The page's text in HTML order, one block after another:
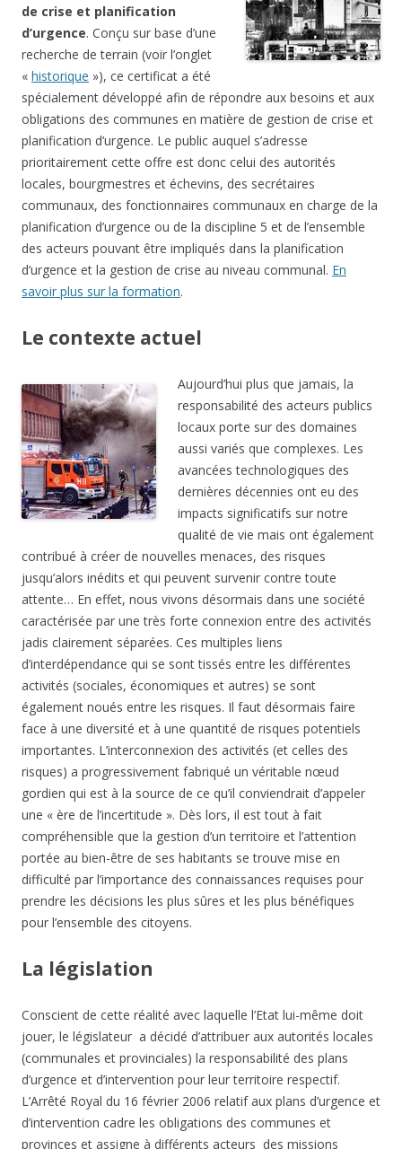
de crise et planification
d’urgence. Conçu sur base d’une
recherche de terrain (voir l’onglet
« historique »), ce certificat a été
spécialement développé afin de répondre aux besoins et aux
obligations des communes en matière de gestion de crise et
planification d’urgence. Le public auquel s’adresse
prioritairement cette offre est donc celui des autorités
locales, bourgmestres et échevins, des secrétaires
communaux, des fonctionnaires communaux en charge de la
planification d’urgence ou de la discipline 5 et de l’ensemble
des acteurs pouvant être impliqués dans la planification
d’urgence et la gestion de crise au niveau communal. En
savoir plus sur la formation.
Le contexte actuel
Aujourd’hui plus que jamais, la
responsabilité des acteurs publics
locaux porte sur des domaines
aussi variés que complexes. Les
avancées technologiques des
dernières décennies ont eu des
impacts significatifs sur notre
qualité de vie mais ont également
contribué à créer de nouvelles menaces, des risques
jusqu’alors inédits et qui peuvent survenir contre toute
attente… En effet, nous vivons désormais dans une société
caractérisée par une très forte connexion entre des activités
jadis clairement séparées. Ces multiples liens
d’interdépendance qui se sont tissés entre les différentes
activités (sociales, économiques et autres) se sont
également noués entre les risques. Il faut désormais faire
face à une diversité et à une quantité de risques potentiels
importantes. L’interconnexion des activités (et celles des
risques) a progressivement fabriqué un véritable nœud
gordien qui est à la source de ce qu’il conviendrait d’appeler
une « ère de l’incertitude ». Dès lors, il est tout à fait
compréhensible que la gestion d’un territoire et l’attention
portée au bien-être de ses habitants se trouve mise en
difficulté par l’importance des connaissances requises pour
prendre les décisions les plus sûres et les plus bénéfiques
pour l’ensemble des citoyens.
La législation
Conscient de cette réalité avec laquelle l’Etat lui-même doit
jouer, le législateur a décidé d’attribuer aux autorités locales
(communales et provinciales) la responsabilité des plans
d’urgence et d’intervention pour leur territoire respectif.
L’Arrêté Royal du 16 février 2006 relatif aux plans d’urgence et
d’intervention cadre les obligations des communes et
provinces et assigne à différents acteurs des missions